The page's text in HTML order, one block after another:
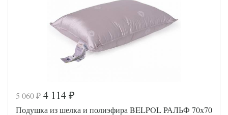
пух и
перо
Сатин
Легкие
Сны
(Россия)
Код товара
577-008
ПДлВф-
5 060₽ 4 114 ₽
Подушка из шелка и полиэфира BELPOL РАЛЬФ 70х70